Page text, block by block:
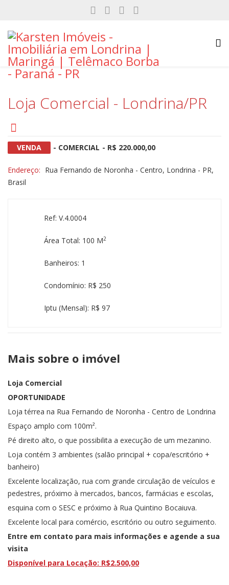
Loja Comercial - Londrina/PR
VENDA - COMERCIAL - R$ 220.000,00
Endereço: Rua Fernando de Noronha - Centro, Londrina - PR,
Brasil
Ref: V.4.0004
Área Total: 100 M2
Banheiros: 1
Condomínio: R$ 250
Iptu (mensal): R$ 97
Mais sobre o imóvel
Loja Comercial
OPORTUNIDADE
Loja térrea na Rua Fernando de Noronha - Centro de Londrina
Espaço amplo com 100m².
Pé direito alto, o que possibilita a execução de um mezanino.
Loja contém 3 ambientes (salão principal + copa/escritório +
banheiro)
Excelente localização, rua com grande circulação de veículos e
pedestres, próximo à mercados, bancos, farmácias e escolas,
esquina com o SESC e próximo à Rua Quintino Bocaiuva.
Excelente local para comércio, escritório ou outro seguimento.
Entre em contato para mais informações e agende a sua
visita
Disponível para Locação: R$2.500,00